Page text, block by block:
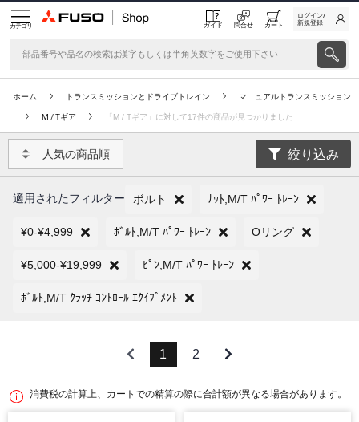
カテゴリ ガイド 問合せ カート
ログイン/
新規登録
ホーム トランスミッションとドライブトレイン マニュアルトランスミッション
M / Tギア 「M / Tギア」に対して17件の商品が見つかりました
人気の商品順 絞り込み
適用されたフィルター ボルト ﾅｯﾄ,M/T ﾊﾟﾜｰ ﾄﾚｰﾝ
¥0-¥4,999 ﾎﾞﾙﾄ,M/T ﾊﾟﾜｰ ﾄﾚｰﾝ Oリング
¥5,000-¥19,999 ﾋﾟﾝ,M/T ﾊﾟﾜｰ ﾄﾚｰﾝ
ﾎﾞﾙﾄ,M/T ｸﾗｯﾁ ｺﾝﾄﾛｰﾙ ｴｸｲﾌﾟﾒﾝﾄ
1 2
消費税の計算上、カートでの精算の際に合計額が異なる場合があります。